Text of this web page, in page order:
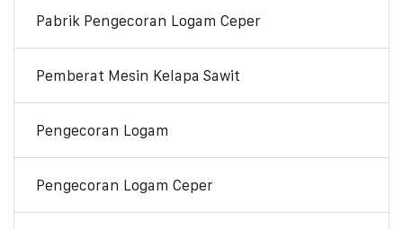
Pabrik Pengecoran Logam Ceper
Pemberat Mesin Kelapa Sawit
Pengecoran Logam
Pengecoran Logam Ceper